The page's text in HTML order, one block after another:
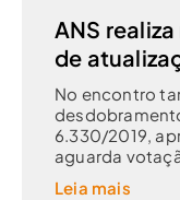
ANS
de
No encontro
6.330/2019,
aguarda
Leia mais